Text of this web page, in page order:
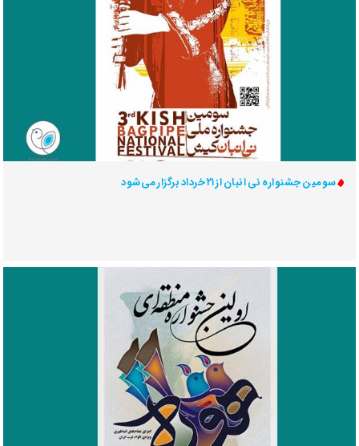
سومین جشنواره نی انبان از ۲۱ خرداد برگزار می‌شود